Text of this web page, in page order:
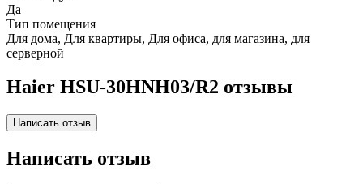
Да
Тип помещения
Для дома, Для квартиры, Для офиса, для магазина, для
серверной
Haier HSU-30HNH03/R2 отзывы
Написать отзыв